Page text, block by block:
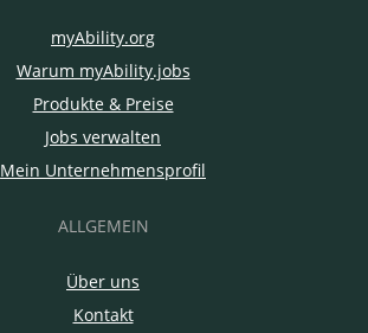
myAbility.org
Warum myAbility.jobs
Produkte & Preise
Jobs verwalten
Mein Unternehmensprofil
ALLGEMEIN
Über uns
Kontakt